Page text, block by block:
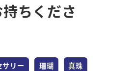
ちくださ
リー
サリー カテゴリー
珊瑚 カテゴリー
真珠